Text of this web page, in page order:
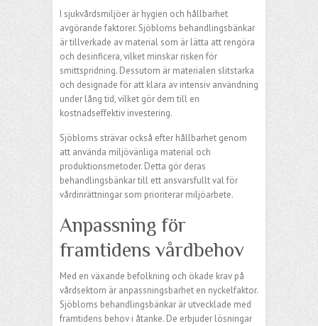
I sjukvårdsmiljöer är hygien och hållbarhet
avgörande faktorer. Sjöbloms behandlingsbänkar
är tillverkade av material som är lätta att rengöra
och desinficera, vilket minskar risken för
smittspridning. Dessutom är materialen slitstarka
och designade för att klara av intensiv användning
under lång tid, vilket gör dem till en
kostnadseffektiv investering.
Sjöbloms strävar också efter hållbarhet genom
att använda miljövänliga material och
produktionsmetoder. Detta gör deras
behandlingsbänkar till ett ansvarsfullt val för
vårdinrättningar som prioriterar miljöarbete.
Anpassning för
framtidens vårdbehov
Med en växande befolkning och ökade krav på
vårdsektorn är anpassningsbarhet en nyckelfaktor.
Sjöbloms behandlingsbänkar är utvecklade med
framtidens behov i åtanke. De erbjuder lösningar